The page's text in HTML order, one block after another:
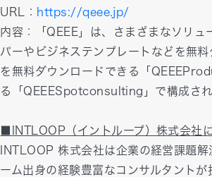
URL： https://qeee.jp/
内容：「QEEE」は、さまざまなソリ
パーやビジネステンプレートなどを無
を無料ダウンロードできる「
る「QEEESpotconsulting」で構成され
■INTLOOP（イントループ）株式会社
INTLOOP 株式会社は企業の経営課題
ーム出身の経験豊富なコンサルタント